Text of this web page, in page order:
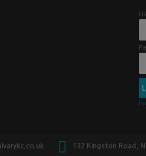
132 Kingston Road,